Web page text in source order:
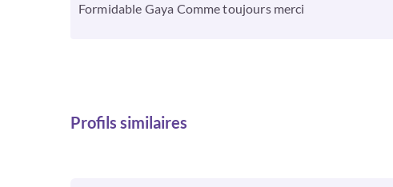
Formidable Gaya Comme toujours merci
Profils similaires